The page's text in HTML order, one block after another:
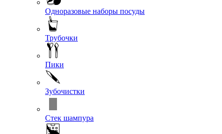
Одноразовые наборы посуды
Трубочки
Пики
Зубочистки
Стек шампура